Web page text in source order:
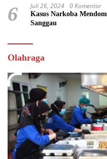
6 Juli 26, 2024 0 Komentar
Kasus Narkoba
Sanggau
Olahraga